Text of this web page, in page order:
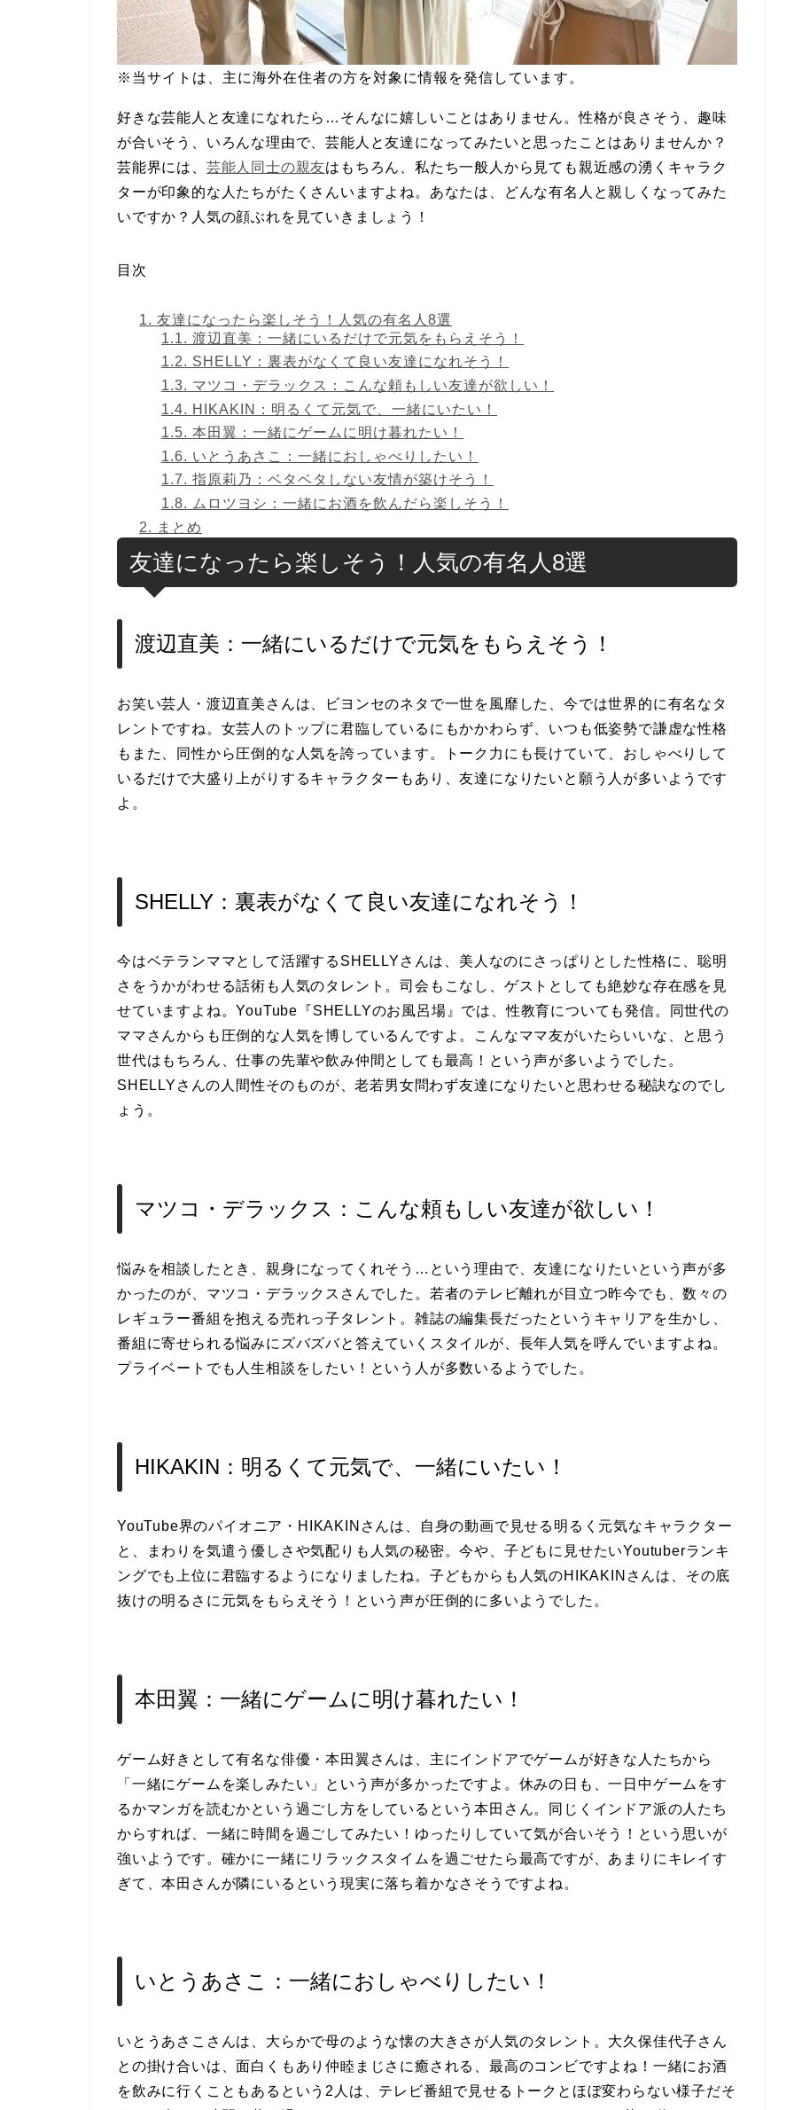
※当サイトは、主に海外在住者の方を対象に情報を発信しています。
好きな芸能人と友達になれたら…そんなに嬉しいことはありません。性格が良さそう、趣味
が合いそう、いろんな理由で、芸能人と友達になってみたいと思ったことはありませんか？
芸能界には、 芸能人同士の親友はもちろん、私たち一般人から見ても親近感の湧くキャラク
ターが印象的な人たちがたくさんいますよね。あなたは、どんな有名人と親しくなってみた
いですか？人気の顔ぶれを見ていきましょう！
目次
1. 友達になったら楽しそう！人気の有名人8選
1.1. 渡辺直美：一緒にいるだけで元気をもらえそう！
1.2. SHELLY：裏表がなくて良い友達になれそう！
1.3. マツコ・デラックス：こんな頼もしい友達が欲しい！
1.4. HIKAKIN：明るくて元気で、一緒にいたい！
1.5. 本田翼：一緒にゲームに明け暮れたい！
1.6. いとうあさこ：一緒におしゃべりしたい！
1.7. 指原莉乃：ベタベタしない友情が築けそう！
1.8. ムロツヨシ：一緒にお酒を飲んだら楽しそう！
2. まとめ
友達になったら楽しそう！人気の有名人8選
渡辺直美：一緒にいるだけで元気をもらえそう！
お笑い芸人・渡辺直美さんは、ビヨンセのネタで一世を風靡した、今では世界的に有名なタ
レントですね。女芸人のトップに君臨しているにもかかわらず、いつも低姿勢で謙虚な性格
もまた、同性から圧倒的な人気を誇っています。トーク力にも長けていて、おしゃべりして
いるだけで大盛り上がりするキャラクターもあり、友達になりたいと願う人が多いようです
よ。
SHELLY：裏表がなくて良い友達になれそう！
今はベテランママとして活躍するSHELLYさんは、美人なのにさっぱりとした性格に、聡明
さをうかがわせる話術も人気のタレント。司会もこなし、ゲストとしても絶妙な存在感を見
せていますよね。YouTube『SHELLYのお風呂場』では、性教育についても発信。同世代の
ママさんからも圧倒的な人気を博しているんですよ。こんなママ友がいたらいいな、と思う
世代はもちろん、仕事の先輩や飲み仲間としても最高！という声が多いようでした。
SHELLYさんの人間性そのものが、老若男女問わず友達になりたいと思わせる秘訣なのでし
ょう。
マツコ・デラックス：こんな頼もしい友達が欲しい！
悩みを相談したとき、親身になってくれそう…という理由で、友達になりたいという声が多
かったのが、マツコ・デラックスさんでした。若者のテレビ離れが目立つ昨今でも、数々の
レギュラー番組を抱える売れっ子タレント。雑誌の編集長だったというキャリアを生かし、
番組に寄せられる悩みにズバズバと答えていくスタイルが、長年人気を呼んでいますよね。
プライベートでも人生相談をしたい！という人が多数いるようでした。
HIKAKIN：明るくて元気で、一緒にいたい！
YouTube界のパイオニア・HIKAKINさんは、自身の動画で見せる明るく元気なキャラクター
と、まわりを気遣う優しさや気配りも人気の秘密。今や、子どもに見せたいYoutuberランキ
ングでも上位に君臨するようになりましたね。子どもからも人気のHIKAKINさんは、その底
抜けの明るさに元気をもらえそう！という声が圧倒的に多いようでした。
本田翼：一緒にゲームに明け暮れたい！
ゲーム好きとして有名な俳優・本田翼さんは、主にインドアでゲームが好きな人たちから
「一緒にゲームを楽しみたい」という声が多かったですよ。休みの日も、一日中ゲームをす
るかマンガを読むかという過ごし方をしているという本田さん。同じくインドア派の人たち
からすれば、一緒に時間を過ごしてみたい！ゆったりしていて気が合いそう！という思いが
強いようです。確かに一緒にリラックスタイムを過ごせたら最高ですが、あまりにキレイす
ぎて、本田さんが隣にいるという現実に落ち着かなさそうですよね。
いとうあさこ：一緒におしゃべりしたい！
いとうあさこさんは、大らかで母のような懐の大きさが人気のタレント。大久保佳代子さん
との掛け合いは、面白くもあり仲睦まじさに癒される、最高のコンビですよね！一緒にお酒
を飲みに行くこともあるという2人は、テレビ番組で見せるトークとほぼ変わらない様子だそ